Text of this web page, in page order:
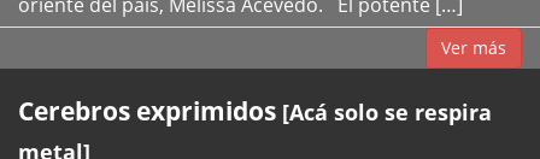
Ver más
Cerebros exprimidos [Acá solo se respira
metal]